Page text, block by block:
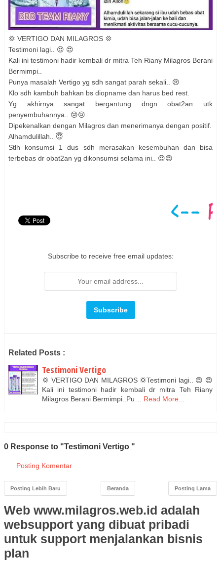
💢 VERTIGO DAN MILAGROS 💢
Testimoni lagi.. 😍 😍
Kali ini testimoni hadir kembali dr mitra Teh Riany Milagros Berani
Bermimpi..
Punya masalah Vertigo yg sdh sangat parah sekali.. 😢
Klo sdh kambuh bahkan bs diopname dan harus bed rest.
Yg akhirnya sangat bergantung dngn obat2an utk
penyembuhannya.. 😢😢
Dipekenalkan dengan Milagros dan menerimanya dengan positif.
Alhamdulillah.. 😇
Stlh konsumsi 1 dus sdh merasakan kesembuhan dan bisa
terbebas dr obat2an yg dikonsumsi selama ini.. 😍😍
Subscribe to receive free email updates:
Related Posts :
Testimoni Vertigo
💢 VERTIGO DAN MILAGROS 💢Testimoni lagi.. 😍 😍
Kali ini testimoni hadir kembali dr mitra Teh Riany
Milagros Berani Bermimpi..Pu…
Read More...
0 Response to "Testimoni Vertigo "
Posting Komentar
Posting Lebih Baru Posting Lama
Beranda
Web www.milagros.web.id adalah
websupport yang dibuat pribadi
untuk support menjalankan bisnis
plan